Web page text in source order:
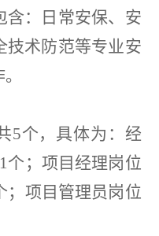
含：日常安保、安
技术防范等专业安
5个，具体为：经
1 个；项目经理岗位
；项目管理员岗位